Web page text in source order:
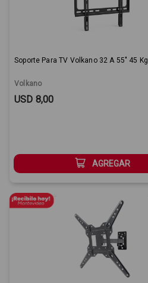
Soporte Para TV Volkano 32 A 55" 45 Kg
Volkano
Sale Price:
USD 8,00
AGREGAR